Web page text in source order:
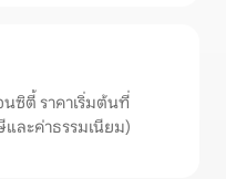
ซิตี้ ราคาเริ่มต้นที่
และค่าธรรมเนียม)